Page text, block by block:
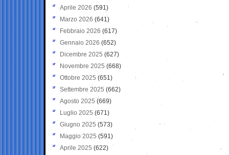
Aprile 2026 (591)
Marzo 2026 (641)
Febbraio 2026 (617)
Gennaio 2026 (652)
Dicembre 2025 (627)
Novembre 2025 (668)
Ottobre 2025 (651)
Settembre 2025 (662)
Agosto 2025 (669)
Luglio 2025 (671)
Giugno 2025 (573)
Maggio 2025 (591)
Aprile 2025 (622)